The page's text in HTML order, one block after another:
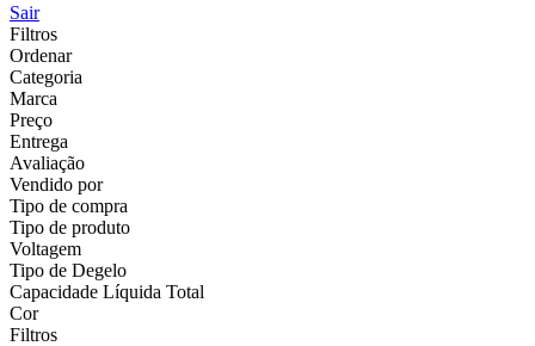
Sair
Filtros
Ordenar
Categoria
Marca
Preço
Entrega
Avaliação
Vendido por
Tipo de compra
Tipo de produto
Voltagem
Tipo de Degelo
Capacidade Líquida Total
Cor
Filtros